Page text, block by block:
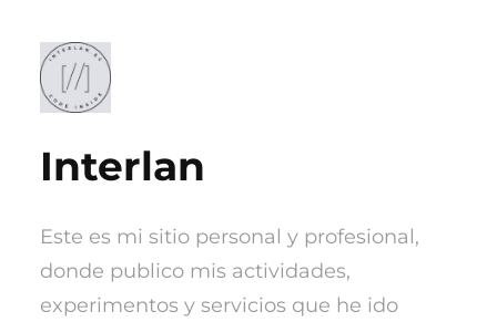
contenido
Interlan
Este es mi sitio personal y profesional,
donde publico mis actividades,
experimentos y servicios que he ido